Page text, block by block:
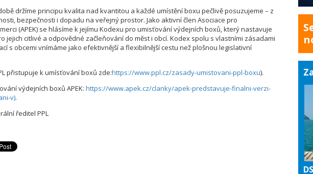
držíme principu kvalita nad kvantitou a každé umístění boxu pečlivě posuzujeme – z
bezpečnosti i dopadu na veřejný prostor. Jako aktivní člen Asociace pro
(APEK) se hlásíme k jejímu Kodexu pro umisťování výdejních boxů, který nastavuje
jejich citlivé a odpovědné začleňování do měst i obcí. Kodex spolu s vlastními zásadami
s obcemi vnímáme jako efektivnější a flexibilnější cestu než plošnou legislativní
přistupuje k umísťování boxů zde:https://www.ppl.cz/zasady-umistovani-ppl-boxu).
výdejních boxů APEK: https://www.apek.cz/clanky/apek-predstavuje-finalni-verzi-
v).
ředitel PPL